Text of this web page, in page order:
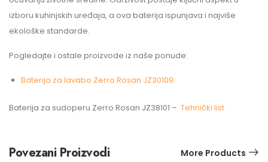
izboru kuhinjskih uređaja, a ova baterija ispunjava i najviše
ekološke standarde.
Pogledajte i ostale proizvode iz naše ponude:
Baterija za lavabo Zerro Rosan JZ30109
Baterija za sudoperu Zerro Rosan JZ38101 – Tehnički list
Povezani Proizvodi More Products